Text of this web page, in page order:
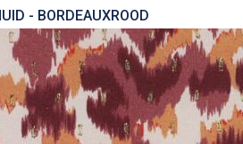
- BORDEAUXROOD